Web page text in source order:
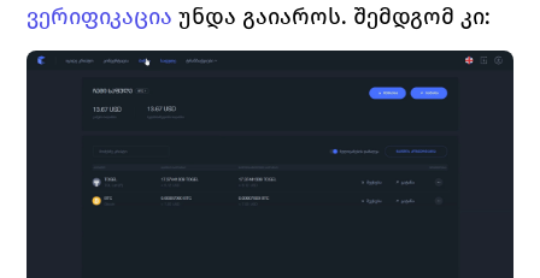
ვერიფიკაცია უნდა გაიაროს. შემდგომ კი: